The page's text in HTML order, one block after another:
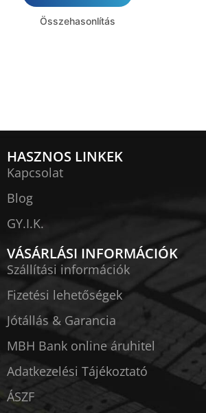
Összehasonlítás
HASZNOS LINKEK
Kapcsolat
Blog
GY.I.K.
VÁSÁRLÁSI INFORMÁCIÓK
Szállítási információk
Fizetési lehetőségek
Jótállás & Garancia
MBH Bank online áruhitel
Adatkezelési Tájékoztató
ÁSZF